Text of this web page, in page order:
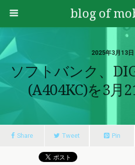
blog of
2025年3月13日
ソフトバンク、
(A404KC)を3月
Share Tweet Pin